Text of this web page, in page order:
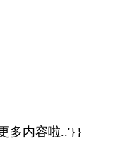
多内容啦..'}}